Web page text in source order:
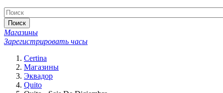
Поиск
Магазины
Зарегистрировать часы
Certina
Магазины
Эквадор
Quito